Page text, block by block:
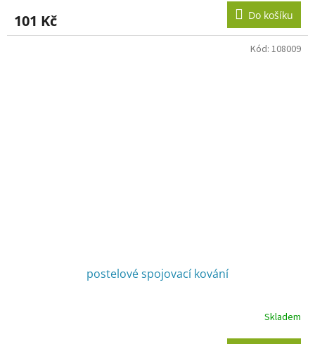
101 Kč Do košíku
postelové spojovací kování
Skladem
Kód: 108009